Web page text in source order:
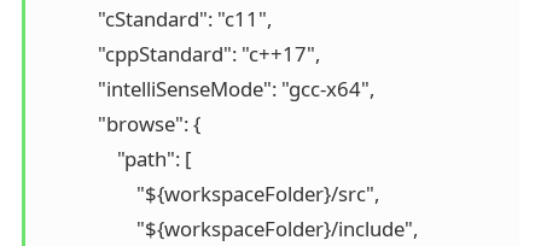
            "cStandard": "c11",
            "cppStandard": "c++17",
            "intelliSenseMode": "gcc-x64",
            "browse": {
                "path": [
                    "${workspaceFolder}/src",
                    "${workspaceFolder}/include",